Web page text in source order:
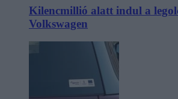
Kilencmillió alatt indul a
Volkswagen